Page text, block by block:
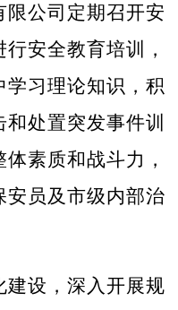
公司定期召开安
安全教育培训，
习理论知识，积
处置突发事件训
素质和战斗力，
员及市级内部治
设，深入开展规